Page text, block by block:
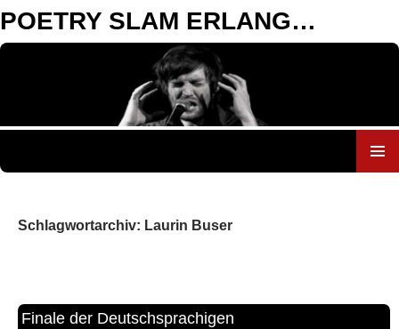
POETRY SLAM ERLANGEN
Schlagwortarchiv: Laurin Buser
Finale der Deutschsprachigen